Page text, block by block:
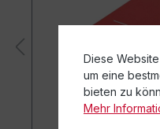
Diese
um eine
bieten zu
Mehr